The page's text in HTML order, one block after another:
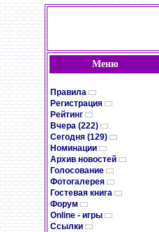
Меню
Правила
Регистрация
Рейтинг
Вчера (222)
Сегодня (129)
Номинации
Архив новостей
Голосование
Фотогалерея
Гостевая книга
Форум
Online - игры
Ссылки